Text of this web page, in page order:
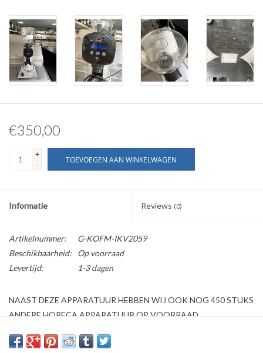
€350,00
+
-
TOEVOEGEN AAN WINKELWAGEN
Informatie Reviews (0)
Artikelnummer:
G-KOFM-IKV2059
Beschikbaarheid:
Op voorraad
Levertijd:
1-3 dagen
NAAST DEZE APPARATUUR HEBBEN WIJ OOK NOG 450 STUKS
ANDERE HORECA APPARATUUR OP VOORRAAD
Kijk ook op onze website horecaprofessionalcenter punt nl, om
direct te kunnen bestellen.